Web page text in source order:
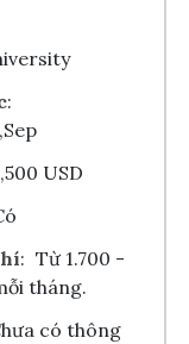
:
USD
: Từ 1.700 -
tháng.
có thông